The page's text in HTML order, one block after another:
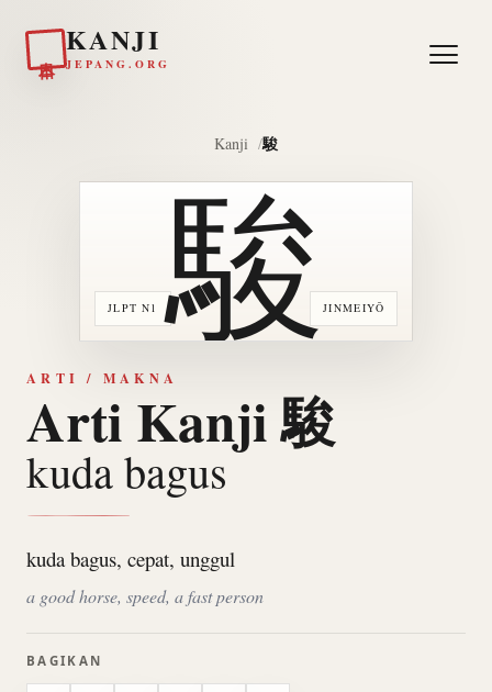
KANJI
JEPANG.ORG
Kanji 駿
JLPT N1 JINMEIYŌ
駿
ARTI / MAKNA
Arti Kanji 駿
kuda bagus
kuda bagus, cepat, unggul
a good horse, speed, a fast person
BAGIKAN